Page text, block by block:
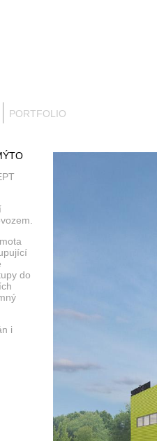
PORTFOLIO
do
i